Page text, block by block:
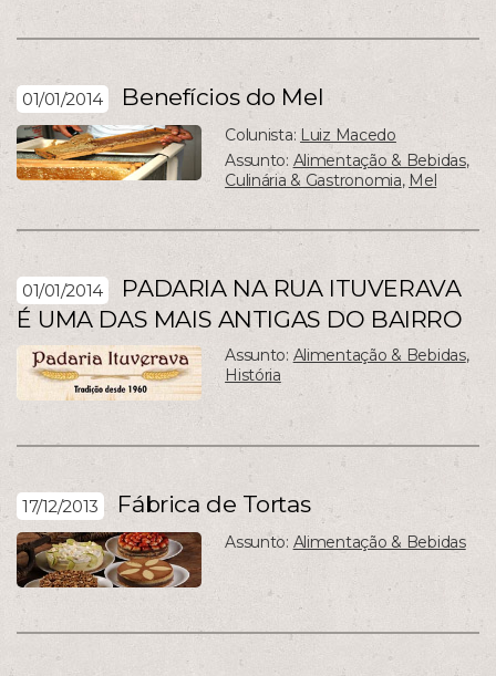
01/01/2014 Benefícios do Mel
Colunista: Luiz Macedo
Assunto: Alimentação & Bebidas,
Culinária & Gastronomia, Mel
01/01/2014
PADARIA NA RUA ITUVERAVA
É UMA DAS MAIS ANTIGAS DO BAIRRO
Assunto: Alimentação & Bebidas,
História
17/12/2013 Fábrica de Tortas
Assunto: Alimentação & Bebidas